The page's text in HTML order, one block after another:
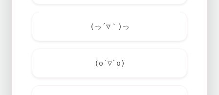
(っ´▽｀)っ
(o´▽`o)